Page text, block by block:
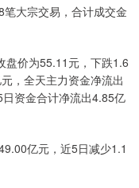
大宗交易，合计成交金
盘价为55.11元，下跌1.6
，全天主力资金净流出
资金合计净流出4.85亿
亿元，近5日减少1.1